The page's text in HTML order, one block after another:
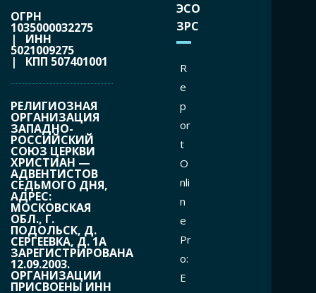
ОГРН
1035000032275
| ИНН
5021009275
| КПП 507401001
РЕЛИГИОЗНАЯ
ОРГАНИЗАЦИЯ
ЗАПАДНО-
РОССИЙСКИЙ
СОЮЗ ЦЕРКВИ
ХРИСТИАН —
АДВЕНТИСТОВ
СЕДЬМОГО ДНЯ,
АДРЕС:
МОСКОВСКАЯ
ОБЛ., Г.
ПОДОЛЬСК, Д.
СЕРГЕЕВКА, Д. 1А
ЗАРЕГИСТРИРОВАНА
12.09.2003.
ОРГАНИЗАЦИИ
ПРИСВОЕНЫ ИНН
ЭСО
ЗРС
R
e
p
or
t
O
nli
n
e
Pr
o:
Е